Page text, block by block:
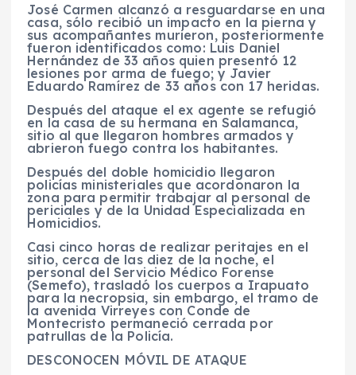
José Carmen alcanzó a resguardarse en una
casa, sólo recibió un impacto en la pierna y
sus acompañantes murieron, posteriormente
fueron identificados como: Luis Daniel
Hernández de 33 años quien presentó 12
lesiones por arma de fuego; y Javier
Eduardo Ramírez de 33 años con 17 heridas.
Después del ataque el ex agente se refugió
en la casa de su hermana en Salamanca,
sitio al que llegaron hombres armados y
abrieron fuego contra los habitantes.
Después del doble homicidio llegaron
policías ministeriales que acordonaron la
zona para permitir trabajar al personal de
periciales y de la Unidad Especializada en
Homicidios.
Casi cinco horas de realizar peritajes en el
sitio, cerca de las diez de la noche, el
personal del Servicio Médico Forense
(Semefo), trasladó los cuerpos a Irapuato
para la necropsia, sin embargo, el tramo de
la avenida Virreyes con Conde de
Montecristo permaneció cerrada por
patrullas de la Policía.
DESCONOCEN MÓVIL DE ATAQUE